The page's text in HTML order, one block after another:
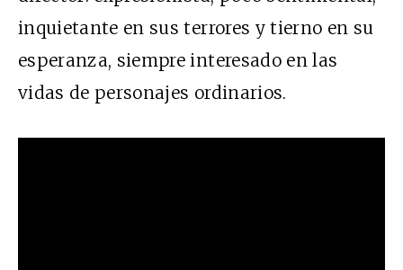
inquietante en sus terrores y tierno en su
esperanza, siempre interesado en las
vidas de personajes ordinarios.